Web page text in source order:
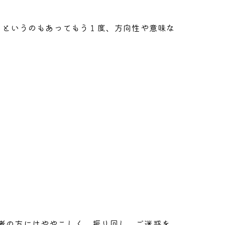
いうのもあってもう１度、方向性や意味な